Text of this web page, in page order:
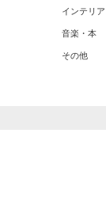
インテリア
音楽・本
その他